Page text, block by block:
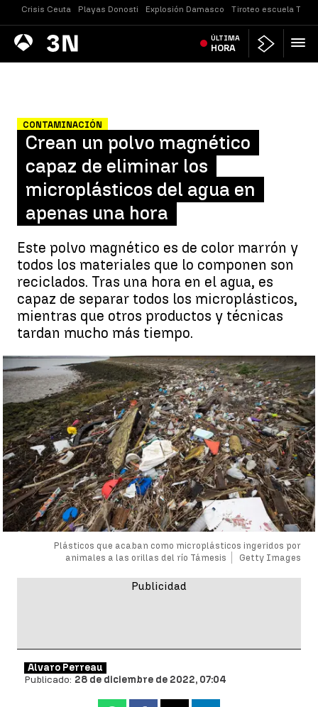
Crisis Ceuta Playas Donosti Explosión Damasco Tiroteo escuela
Antena
3 Noticias ÚLTIMA
HORA
CONTAMINACIÓN
Crean un polvo magnético
capaz de eliminar los
microplásticos del agua en
apenas una hora
Este polvo magnético es de color marrón y
todos los materiales que lo componen son
reciclados. Tras una hora en el agua, es
capaz de separar todos los microplásticos,
mientras que otros productos y técnicas
tardan mucho más tiempo.
Plásticos que acaban como microplásticos ingeridos por
animales a las orillas del río Támesis
Getty Images
Álvaro Perreau
Publicado: 28 de diciembre de 2022, 07:04